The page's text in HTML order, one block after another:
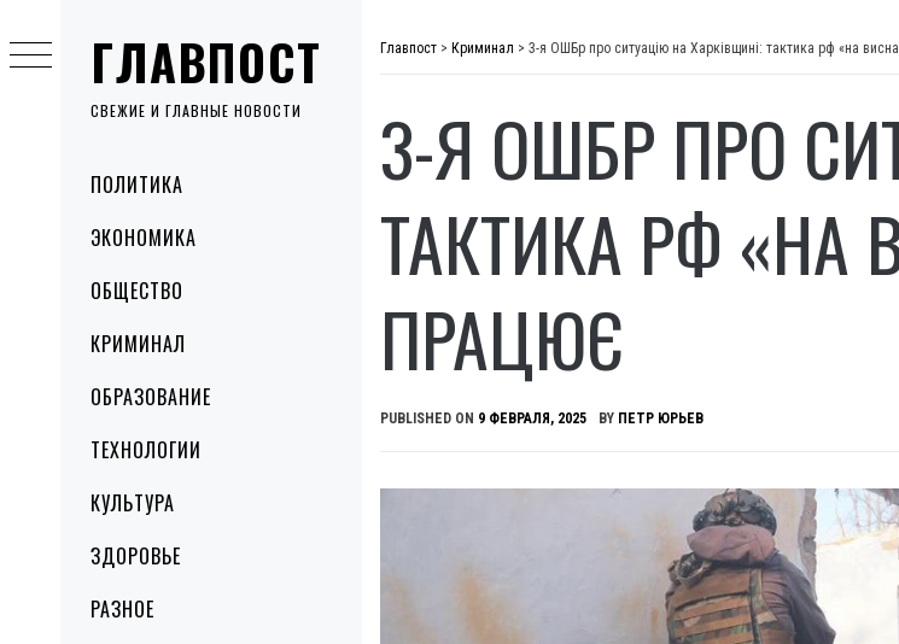
ГЛАВПОСТ
СВЕЖИЕ И ГЛАВНЫЕ НОВОСТИ
MenuПОЛИТИКА
ЭКОНОМИКА
ОБЩЕСТВО
КРИМИНАЛ
ОБРАЗОВАНИЕ
ТЕХНОЛОГИИ
КУЛЬТУРА
ЗДОРОВЬЕ
РАЗНОЕ
to
content
Главпост > Криминал > 3-я ОШБр про ситуацію на Харківщині: тактика рф «на
3-Я ОШБР ПРО
ТАКТИКА РФ «НА
ПРАЦЮЄ
PUBLISHED ON 9 ФЕВРАЛЯ, 2025 BY ПЕТР ЮРЬЕВ